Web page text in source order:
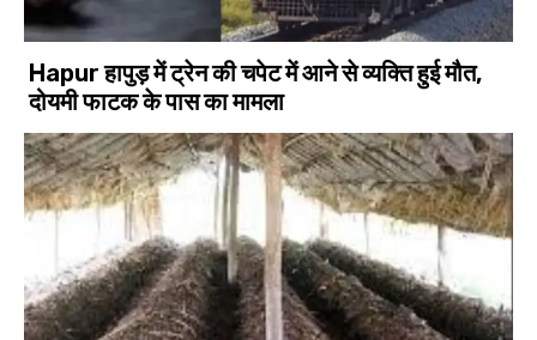
Hapur हापुड़ में ट्रेन की चपेट में आने से व्यक्ति हुई मौत,
दोयमी फाटक के पास का मामला